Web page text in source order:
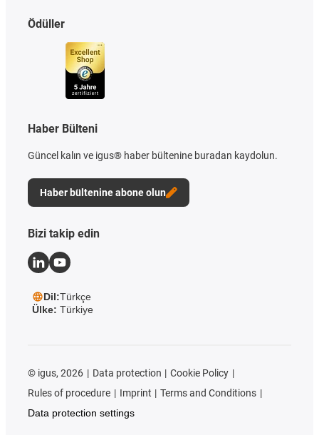
Ödüller
Haber Bülteni
Güncel kalın ve igus® haber bültenine buradan kaydolun.
Haber bültenine abone olun
Bizi takip edin
Dil:Türkçe
Ülke: Türkiye
© igus, 2026 Data protection
Cookie Policy
Rules of procedure
Imprint
Terms and Conditions
Data protection settings